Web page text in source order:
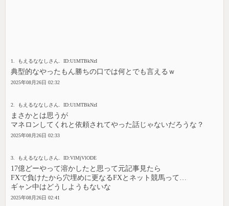
1. もえるななしさん. ID:U1MTBkNzI
典型的なやったもん勝ちの口では何とでも言えるｗ
2025年08月26日 02:32
2. もえるななしさん. ID:U1MTBkNzI
まさかとは思うが
マネロンしてくれと依頼されてやった話じゃないだろうな？
2025年08月26日 02:33
3. もえるななしさん. ID:VlMjVlODE
17億どーやって溶かしたと思って元記事見たら
FXで負けたから穴埋めに更なるFXとネット競馬って…
ギャン中はどうしようもないな
2025年08月26日 02:41